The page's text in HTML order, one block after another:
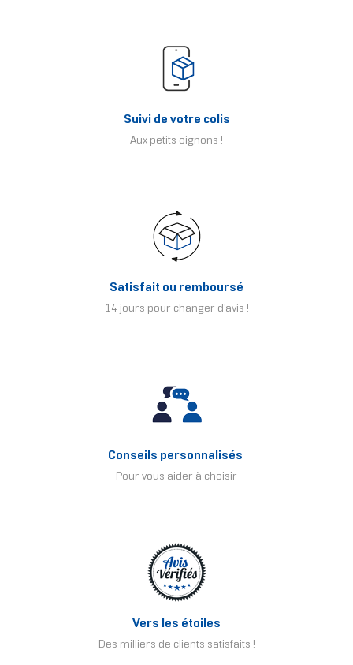
Suivi de votre colis
Aux petits oignons !
Satisfait ou remboursé
14 jours pour changer d'avis !
Conseils personnalisés
Pour vous aider à choisir
Vers les étoiles
Des milliers de clients satisfaits !